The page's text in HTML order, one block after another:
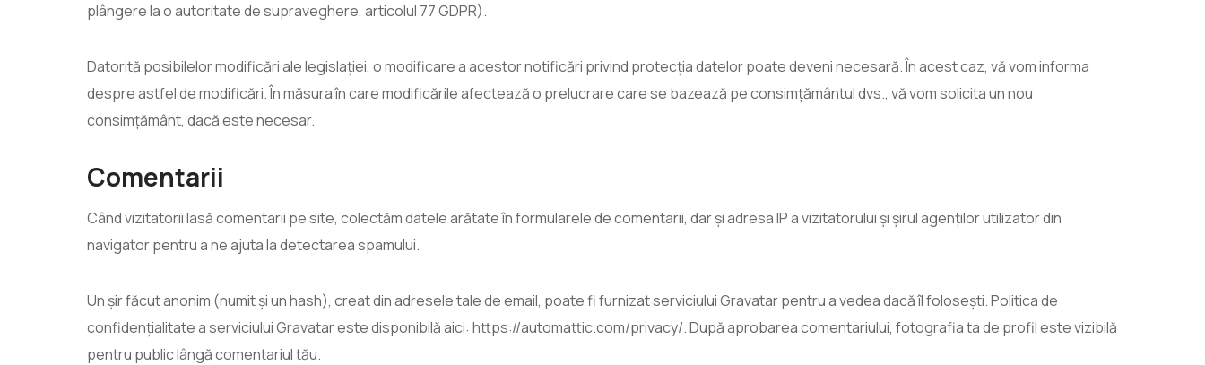
plângere la o autoritate de supraveghere, articolul 77 GDPR).
Datorită posibilelor modificări ale legislației, o modificare a acestor notificări privind protecția datelor poate deveni necesară. În acest caz, vă vom informa
despre astfel de modificări. În măsura în care modificările afectează o prelucrare care se bazează pe consimțământul dvs., vă vom solicita un nou
consimțământ, dacă este necesar.
Comentarii
Când vizitatorii lasă comentarii pe site, colectăm datele arătate în formularele de comentarii, dar și adresa IP a vizitatorului și șirul agenților utilizator din
navigator pentru a ne ajuta la detectarea spamului.
Un șir făcut anonim (numit și un hash), creat din adresele tale de email, poate fi furnizat serviciului Gravatar pentru a vedea dacă îl folosești. Politica de
confidențialitate a serviciului Gravatar este disponibilă aici: https://automattic.com/privacy/. După aprobarea comentariului, fotografia ta de profil este vizibilă
pentru public lângă comentariul tău.